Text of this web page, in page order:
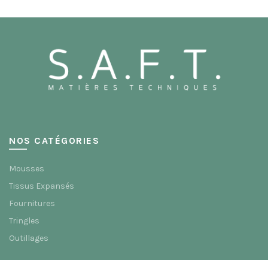
être
choisies
sur
la
NOS CATÉGORIES
Mousses
Tissus Expansés
Fournitures
Tringles
Outillages